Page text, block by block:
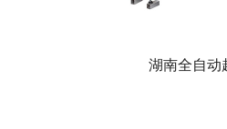
湖南全自动